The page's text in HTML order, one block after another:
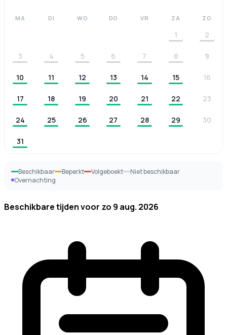
MA DI WO DO VR ZA ZO
1 2
3 4 5 6 7 8 9
10 11 12 13 14 15 16
17 18 19 20 21 22 23
24 25 26 27 28 29 30
31
Beschikbaar Beperkt Volgeboekt
Niet beschikbaar
Overnachting
Beschikbare tijden voor zo 9 aug. 2026